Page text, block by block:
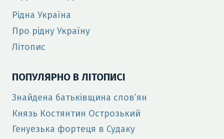
Рідна Україна
Про рідну Україну
Літопис
ПОПУЛЯРНО В ЛІТОПИСІ
Знайдена батьківщина слов’ян
Князь Костянтин Острозький
Генуезька фортеця в Судаку